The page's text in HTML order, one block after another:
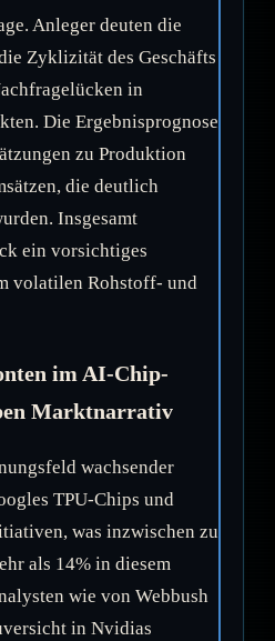
Anleger deuten die
Zyklizität des Geschäfts
in
Die Ergebnisprognose
zu Produktion
die deutlich
Insgesamt
ein vorsichtiges
volatilen Rohstoff- und
im AI-Chip-
Marktnarrativ
wachsender
TPU-Chips und
was inzwischen zu
als 14% in diesem
wie von Webbush
in Nvidias